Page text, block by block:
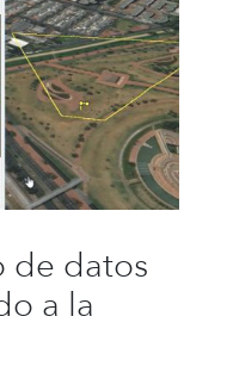
de datos
a la